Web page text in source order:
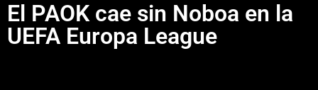
El PAOK cae sin Noboa en la
UEFA Europa League